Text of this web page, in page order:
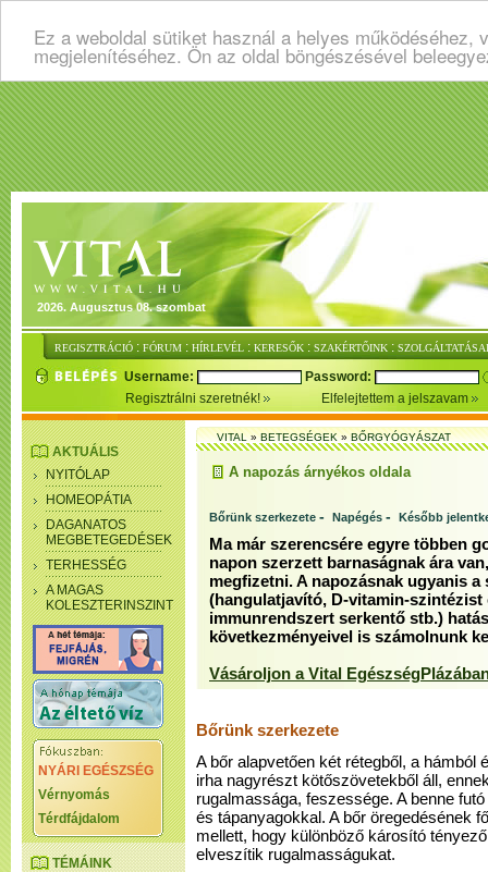
Ez a weboldal sütiket használ a helyes
megjelenítéséhez. Ön az oldal böngészésével
2026. Augusztus 08. szombat
REGISZTRÁCIÓ : FÓRUM : HÍRLEVÉL : KERESŐK : SZAKÉRTŐINK :
Username:
Password:
Regisztrálni szeretnék!
Elfelejtettem a jelszavam
AKTUÁLIS
NYITÓLAP
HOMEOPÁTIA
DAGANATOS
MEGBETEGEDÉSEK
TERHESSÉG
A MAGAS
KOLESZTERINSZINT
NYÁRI EGÉSZSÉG
Vérnyomás
Térdfájdalom
TÉMÁINK
VITAL»BETEGSÉGEK»BŐRGYÓGYÁSZAT
A napozás árnyékos oldala
Bőrünk szerkezete - Napégés - Később
Ma már szerencsére egyre többen
napon szerzett barnaságnak ára
megfizetni. A napozásnak ugyanis
(hangulatjavító, D-vitamin-
immunrendszert serkentő stb.)
következményeivel is számolnunk
Vásároljon a Vital
Bőrünk szerkezete
A bőr alapvetően két rétegből, a hámból
irha nagyrészt kötőszövetekből áll,
rugalmassága, feszessége. A benne
és tápanyagokkal. A bőr öregedésének
mellett, hogy különböző károsító
elveszítik rugalmasságukat.